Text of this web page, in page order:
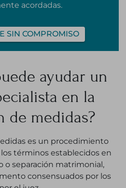
acordadas.
SIN COMPROMISO
ayudar un
en la
de medidas?
es un procedimiento
términos establecidos en
o separación matrimonial,
consensuados por los